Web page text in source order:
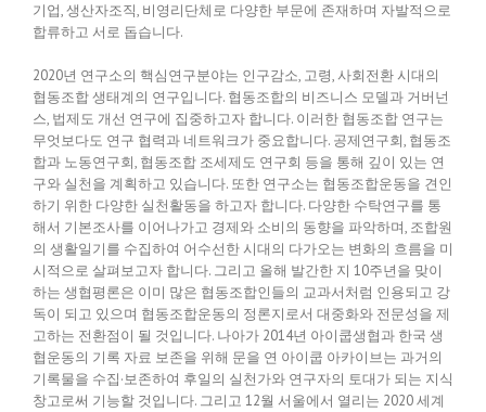
기업, 생산자조직, 비영리단체로 다양한 부문에 존재하며 자발적으로
합류하고 서로 돕습니다.
2020년 연구소의 핵심연구분야는 인구감소, 고령, 사회전환 시대의
협동조합 생태계의 연구입니다. 협동조합의 비즈니스 모델과 거버넌
스, 법제도 개선 연구에 집중하고자 합니다. 이러한 협동조합 연구는
무엇보다도 연구 협력과 네트워크가 중요합니다. 공제연구회, 협동조
합과 노동연구회, 협동조합 조세제도 연구회 등을 통해 깊이 있는 연
구와 실천을 계획하고 있습니다. 또한 연구소는 협동조합운동을 견인
하기 위한 다양한 실천활동을 하고자 합니다. 다양한 수탁연구를 통
해서 기본조사를 이어나가고 경제와 소비의 동향을 파악하며, 조합원
의 생활일기를 수집하여 어수선한 시대의 다가오는 변화의 흐름을 미
시적으로 살펴보고자 합니다. 그리고 올해 발간한 지 10주년을 맞이
하는 생협평론은 이미 많은 협동조합인들의 교과서처럼 인용되고 강
독이 되고 있으며 협동조합운동의 정론지로서 대중화와 전문성을 제
고하는 전환점이 될 것입니다. 나아가 2014년 아이쿱생협과 한국 생
협운동의 기록 자료 보존을 위해 문을 연 아이쿱 아카이브는 과거의
기록물을 수집·보존하여 후일의 실천가와 연구자의 토대가 되는 지식
창고로써 기능할 것입니다. 그리고 12월 서울에서 열리는 2020 세계